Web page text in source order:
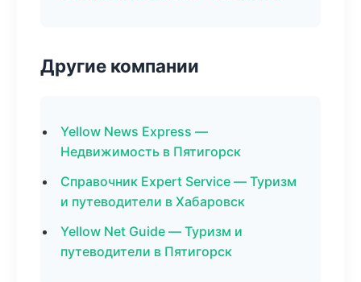
Другие компании
Yellow News Express —
Недвижимость в Пятигорск
Справочник Expert Service — Туризм
и путеводители в Хабаровск
Yellow Net Guide — Туризм и
путеводители в Пятигорск